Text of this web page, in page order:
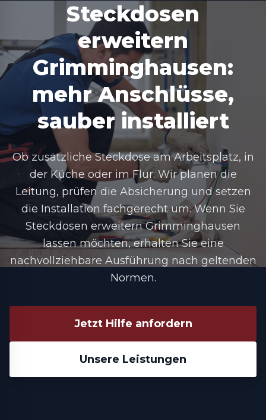
Steckdosen
erweitern
Grimminghausen:
mehr Anschlüsse,
sauber installiert
Ob zusätzliche Steckdose am Arbeitsplatz, in
der Küche oder im Flur: Wir planen die
Leitung, prüfen die Absicherung und setzen
die Installation fachgerecht um. Wenn Sie
Steckdosen erweitern Grimminghausen
lassen möchten, erhalten Sie eine
nachvollziehbare Ausführung nach geltenden
Normen.
Jetzt Hilfe anfordern
Unsere Leistungen